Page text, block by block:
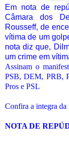
Em nota de
Câmara dos
Rousseff, de
vítima de um
nota diz que,
um crime em
Assinam o
PSB, DEM, PRB,
Pros e PSL
Confira a integra da
NOTA DE